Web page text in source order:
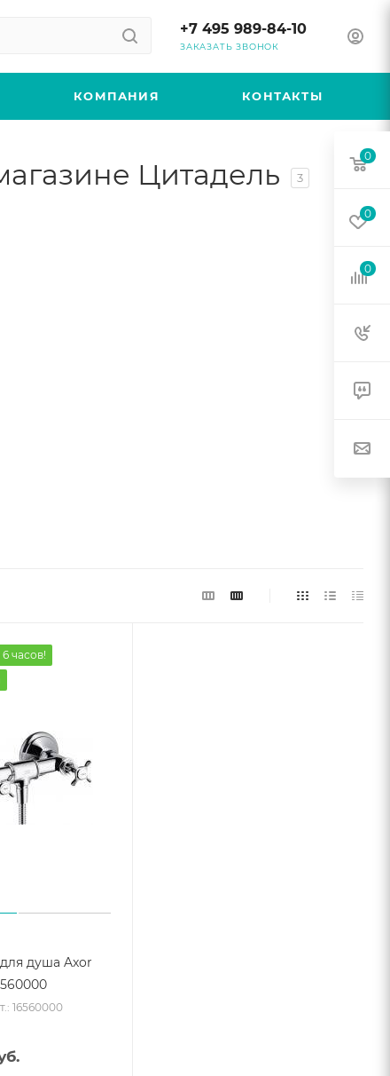
+7 495 989-84-10
ЗАКАЗАТЬ ЗВОНОК
КОМПАНИЯ КОНТАКТЫ
Цитадель 3
часов!
душа Axor
16560000
0
0
0